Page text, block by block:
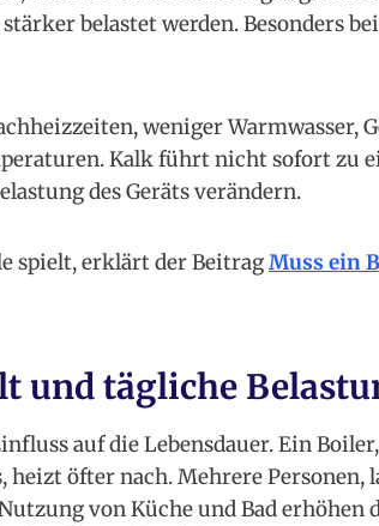
belastet werden. Besonders
weniger Warmwasser,
Kalk führt nicht sofort zu
des Geräts verändern.
spielt, erklärt der BeitragMuss ein
und tägliche
auf die Lebensdauer. Ein
öfter nach. Mehrere Personen,
von Küche und Bad erhöhen